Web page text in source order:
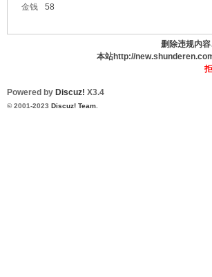
金钱
58
删除违规内
本站http://
Powered by Discuz! X3.4
© 2001-2023 Discuz! Team